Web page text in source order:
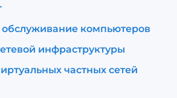
компьютеров
инфраструктуры
частных сетей